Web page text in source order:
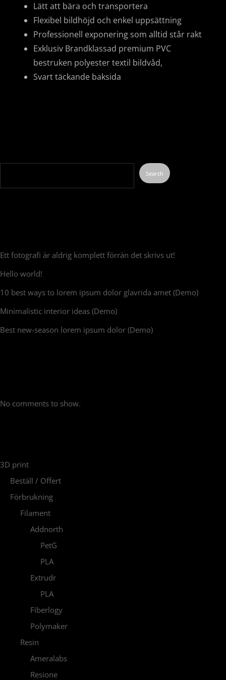
Lätt att bära och transportera
Flexibel bildhöjd och enkel uppsättning
Professionell exponering som alltid står rakt
Exklusiv Brandklassad premium PVC
bestruken polyester textil bildvåd,
Svart täckande baksida
Search
Ett fotografi är aldrig komplett förrän det skrivs ut!
Hello world!
10 best ways to lorem ipsum dolor glavrida amet (Demo)
Minimalistic interior ideas (Demo)
Best new-season lorem ipsum dolor (Demo)
No comments to show.
3D print
Beställ / Offert
Förbrukning
Filament
Addnorth
PetG
PLA
Extrudr
PLA
Fiberlogy
Polymaker
Resin
Ameralabs
Resione